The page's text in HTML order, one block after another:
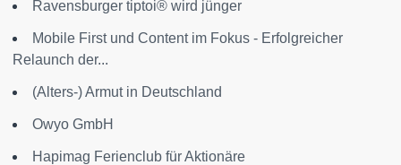
Ravensburger tiptoi® wird jünger
Mobile First und Content im Fokus - Erfolgreicher
Relaunch der...
(Alters-) Armut in Deutschland
Owyo GmbH
Hapimag Ferienclub für Aktionäre